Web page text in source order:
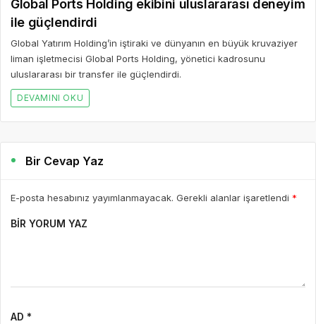
Global Ports Holding ekibini uluslararası deneyim
ile güçlendirdi
Global Yatırım Holding’in iştiraki ve dünyanın en büyük kruvaziyer
liman işletmecisi Global Ports Holding, yönetici kadrosunu
uluslararası bir transfer ile güçlendirdi.
DEVAMINI OKU
Bir Cevap Yaz
E-posta hesabınız yayımlanmayacak. Gerekli alanlar işaretlendi *
BIR YORUM YAZ
AD *